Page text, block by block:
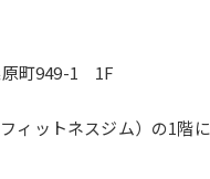
町949-1　1F
ィットネスジム）の1階に